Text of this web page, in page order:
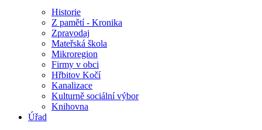
Historie
Z pamětí - Kronika
Zpravodaj
Mateřská škola
Mikroregion
Firmy v obci
Hřbitov Kočí
Kanalizace
Kulturně sociální výbor
Knihovna
Úřad